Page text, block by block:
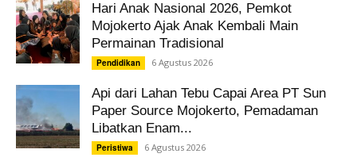
Hari Anak Nasional 2026, Pemkot
Mojokerto Ajak Anak Kembali Main
Permainan Tradisional
Pendidikan 6 Agustus 2026
Api dari Lahan Tebu Capai Area PT Sun
Paper Source Mojokerto, Pemadaman
Libatkan Enam...
Peristiwa 6 Agustus 2026